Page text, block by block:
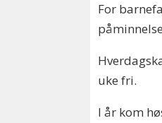
For
uke fri.
I år kom